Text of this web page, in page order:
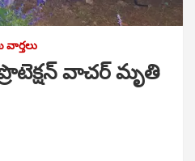
వార్తలు
వాచర్ మృతి